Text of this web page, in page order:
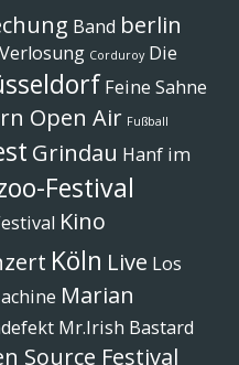
Band berlin
Corduroy Die
Feine Sahne
Open Air Fußball
Grindau Hanf im
Festival
Kino
Köln Live Los
Marian
Mr.Irish Bastard
Source Festival